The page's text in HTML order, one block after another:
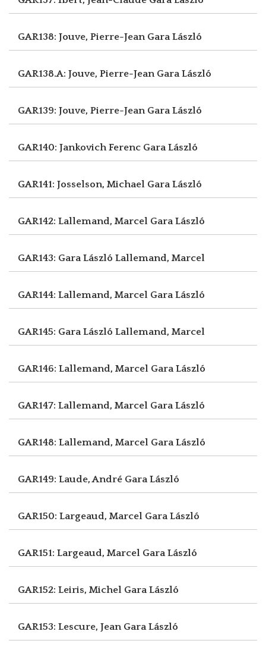
GAR138: Jouve, Pierre-Jean Gara László
GAR138.A: Jouve, Pierre-Jean Gara László
GAR139: Jouve, Pierre-Jean Gara László
GAR140: Jankovich Ferenc Gara László
GAR141: Josselson, Michael Gara László
GAR142: Lallemand, Marcel Gara László
GAR143: Gara László Lallemand, Marcel
GAR144: Lallemand, Marcel Gara László
GAR145: Gara László Lallemand, Marcel
GAR146: Lallemand, Marcel Gara László
GAR147: Lallemand, Marcel Gara László
GAR148: Lallemand, Marcel Gara László
GAR149: Laude, André Gara László
GAR150: Largeaud, Marcel Gara László
GAR151: Largeaud, Marcel Gara László
GAR152: Leiris, Michel Gara László
GAR153: Lescure, Jean Gara László